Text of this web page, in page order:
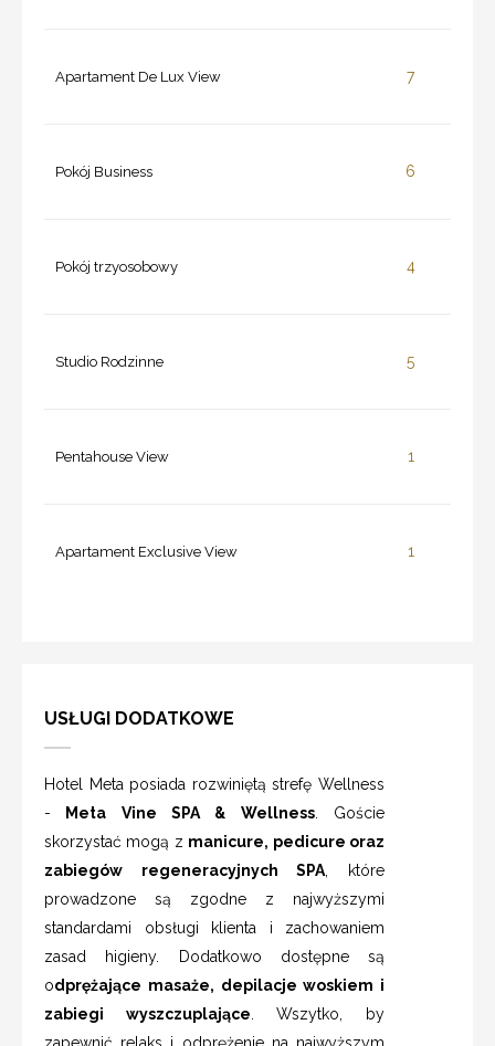
Apartament De Lux View 7
Pokój Business 6
Pokój trzyosobowy 4
Studio Rodzinne 5
Pentahouse View 1
Apartament Exclusive View 1
USŁUGI DODATKOWE
Hotel Meta posiada rozwiniętą strefę Wellness
- Meta Vine SPA & Wellness. Goście
skorzystać mogą z manicure, pedicure oraz
zabiegów regeneracyjnych SPA , które
prowadzone są zgodne z najwyższymi
standardami obsługi klienta i zachowaniem
zasad higieny. Dodatkowo dostępne są
odprężające masaże, depilacje woskiem i
zabiegi wyszczuplające . Wszytko, by
zapewnić relaks i odprężenie na najwyższym